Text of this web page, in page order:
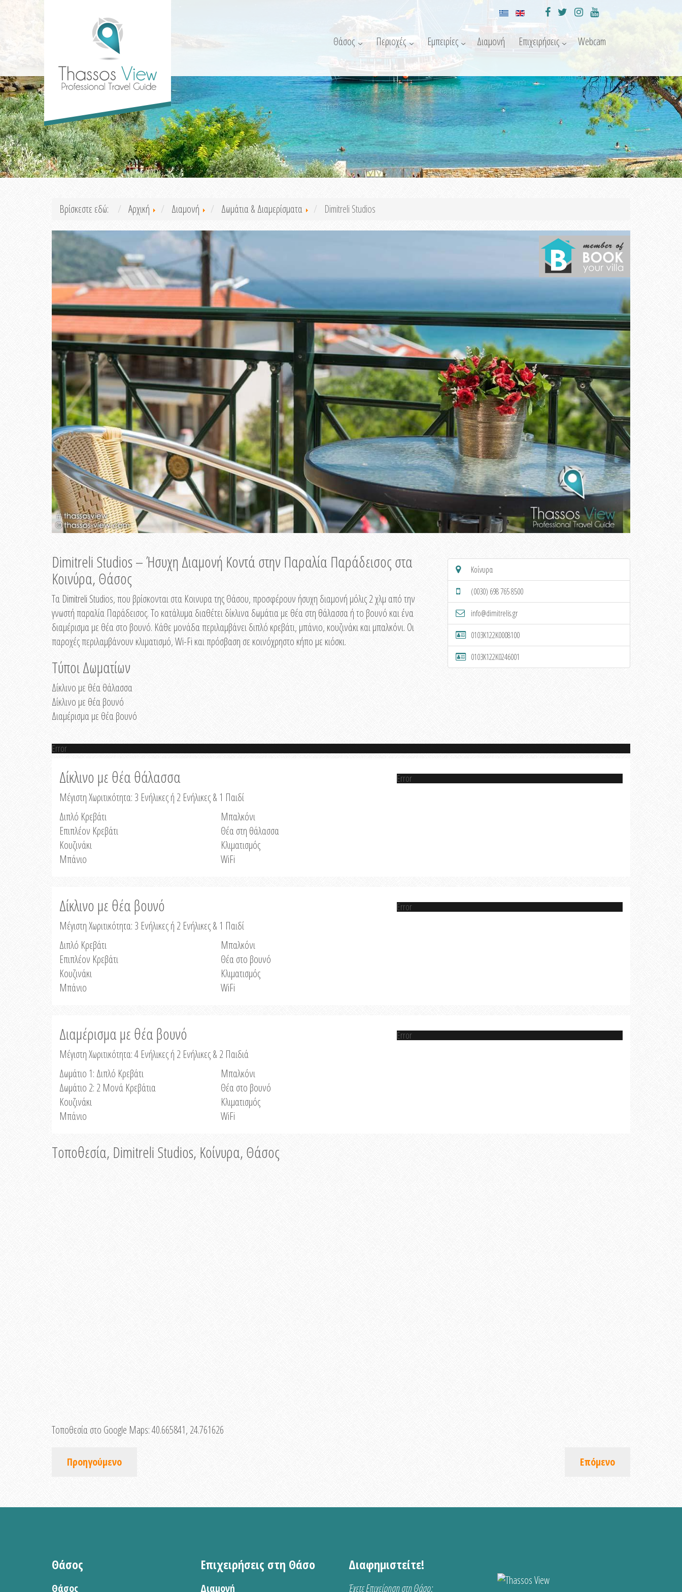
Θάσος Περιοχές Εμπειρίες Διαμονή Επιχειρήσεις Webcam
Βρίσκεστε εδώ: Αρχική Διαμονή Δωμάτια & Διαμερίσματα Dimitreli Studios
Dimitreli Studios – Ήσυχη Διαμονή Κοντά στην Παραλία Παράδεισος στα
Κοινύρα, Θάσος
Τα Dimitreli Studios, που βρίσκονται στα Κοινυρα της Θάσου, προσφέρουν ήσυχη διαμονή μόλις 2 χλμ από την
γνωστή παραλία Παράδεισος. Το κατάλυμα διαθέτει δίκλινα δωμάτια με θέα στη θάλασσα ή το βουνό και ένα
διαμέρισμα με θέα στο βουνό. Κάθε μονάδα περιλαμβάνει διπλό κρεβάτι, μπάνιο, κουζινάκι και μπαλκόνι. Οι
παροχές περιλαμβάνουν κλιματισμό, Wi-Fi και πρόσβαση σε κοινόχρηστο κήπο με κιόσκι.
Τύποι Δωματίων
Δίκλινο με θέα θάλασσα
Δίκλινο με θέα βουνό
Διαμέρισμα με θέα βουνό
Κοίνυρα
(0030) 698 765 8500
info@dimitrelis.gr
0103K122K0008100
0103K122K0246001
Error
Δίκλινο με θέα θάλασσα
Μέγιστη Χωριτικότητα: 3 Ενήλικες ή 2 Ενήλικες & 1 Παιδί
Διπλό Κρεβάτι
Επιπλέον Κρεβάτι
Κουζινάκι
Μπάνιο
Μπαλκόνι
Θέα στη θάλασσα
Κλιματισμός
WiFi
Error
Δίκλινο με θέα βουνό
Μέγιστη Χωριτικότητα: 3 Ενήλικες ή 2 Ενήλικες & 1 Παιδί
Διπλό Κρεβάτι
Επιπλέον Κρεβάτι
Κουζινάκι
Μπάνιο
Μπαλκόνι
Θέα στο βουνό
Κλιματισμός
WiFi
Error
Διαμέρισμα με θέα βουνό
Μέγιστη Χωριτικότητα: 4 Ενήλικες ή 2 Ενήλικες & 2 Παιδιά
Δωμάτιο 1: Διπλό Κρεβάτι
Δωμάτιο 2: 2 Μονά Κρεβάτια
Κουζινάκι
Μπάνιο
Μπαλκόνι
Θέα στο βουνό
Κλιματισμός
WiFi
Error
Τοποθεσία, Dimitreli Studios, Κοίνυρα, Θάσος
Τοποθεσία στο Google Maps:40.665841, 24.761626
Προηγούμενο Επόμενο
Θάσος
Θάσος
Επιχειρήσεις στη Θάσο
Διαμονή
Διαφημιστείτε!
Έχετε Επιχείρηση στη Θάσο;